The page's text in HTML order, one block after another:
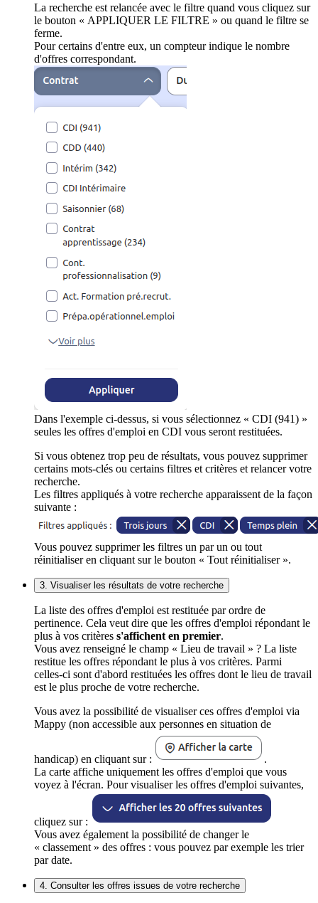
La recherche est relancée avec le filtre quand vous cliquez sur
le bouton « APPLIQUER LE FILTRE » ou quand le filtre se
ferme.
Pour certains d'entre eux, un compteur indique le nombre
d'offres correspondant.
Dans l'exemple ci-dessus, si vous sélectionnez « CDI (941) »
seules les offres d'emploi en CDI vous seront restituées.
Si vous obtenez trop peu de résultats, vous pouvez supprimer
certains mots-clés ou certains filtres et critères et relancer votre
recherche.
Les filtres appliqués à votre recherche apparaissent de la façon
suivante :
Vous pouvez supprimer les filtres un par un ou tout
réinitialiser en cliquant sur le bouton « Tout réinitialiser ».
3. Visualiser les résultats de votre recherche
La liste des offres d'emploi est restituée par ordre de
pertinence. Cela veut dire que les offres d'emploi répondant le
plus à vos critères s'affichent en premier.
Vous avez renseigné le champ « Lieu de travail » ? La liste
restitue les offres répondant le plus à vos critères. Parmi
celles-ci sont d'abord restituées les offres dont le lieu de travail
est le plus proche de votre recherche.
Vous avez la possibilité de visualiser ces offres d'emploi via
Mappy (non accessible aux personnes en situation de
handicap) en cliquant sur :
.
La carte affiche uniquement les offres d'emploi que vous
voyez à l'écran. Pour visualiser les offres d'emploi suivantes,
cliquez sur :
Vous avez également la possibilité de changer le
« classement » des offres : vous pouvez par exemple les trier
par date.
4. Consulter les offres issues de votre recherche